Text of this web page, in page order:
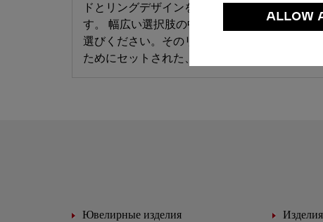
ドとリングデザインをセッティングいたしま
す。 幅広い選択肢の中から、夢のリングをお
選びください。そのリングは、お客様だけの
ためにセットされた、唯一無二の存在です。
Ювелирные изделия
ALLOW